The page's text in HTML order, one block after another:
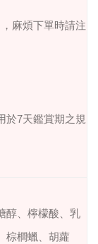
麻煩下單時請注
於7天鑑賞期之規
醇、檸檬酸、乳
棕櫚蠟、胡蘿